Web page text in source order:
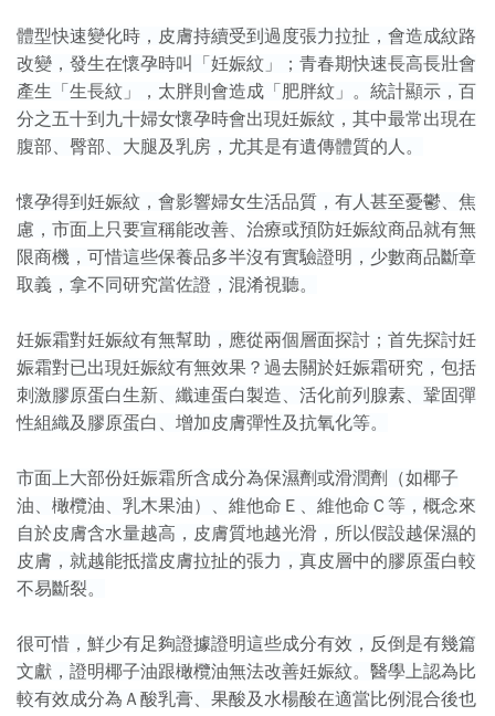
體型快速變化時，皮膚持續受到過度張力拉扯，會造成紋路
改變，發生在懷孕時叫「妊娠紋」；青春期快速長高長壯會
產生「生長紋」，太胖則會造成「肥胖紋」。統計顯示，百
分之五十到九十婦女懷孕時會出現妊娠紋，其中最常出現在
腹部、臀部、大腿及乳房，尤其是有遺傳體質的人。
懷孕得到妊娠紋，會影響婦女生活品質，有人甚至憂鬱、焦
慮，市面上只要宣稱能改善、治療或預防妊娠紋商品就有無
限商機，可惜這些保養品多半沒有實驗證明，少數商品斷章
取義，拿不同研究當佐證，混淆視聽。
妊娠霜對妊娠紋有無幫助，應從兩個層面探討；首先探討妊
娠霜對已出現妊娠紋有無效果？過去關於妊娠霜研究，包括
刺激膠原蛋白生新、纖連蛋白製造、活化前列腺素、鞏固彈
性組織及膠原蛋白、增加皮膚彈性及抗氧化等。
市面上大部份妊娠霜所含成分為保濕劑或滑潤劑（如椰子
油、橄欖油、乳木果油）、維他命Ｅ、維他命Ｃ等，概念來
自於皮膚含水量越高，皮膚質地越光滑，所以假設越保濕的
皮膚，就越能抵擋皮膚拉扯的張力，真皮層中的膠原蛋白較
不易斷裂。
很可惜，鮮少有足夠證據證明這些成分有效，反倒是有幾篇
文獻，證明椰子油跟橄欖油無法改善妊娠紋。醫學上認為比
較有效成分為Ａ酸乳膏、果酸及水楊酸在適當比例混合後也